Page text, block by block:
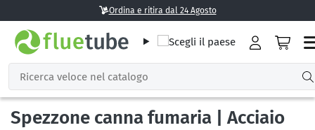
Ordina e ritira dal 24 Agosto
Spezzone canna fumaria | Acciaio